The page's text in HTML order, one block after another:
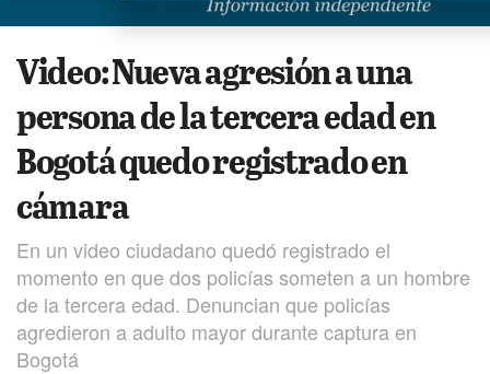
Video: Nueva agresión a una
persona de la tercera edad en
Bogotá quedo registrado en
cámara
En un video ciudadano quedó registrado el
momento en que dos policías someten a un hombre
de la tercera edad. Denuncian que policías
agredieron a adulto mayor durante captura en
Bogotá